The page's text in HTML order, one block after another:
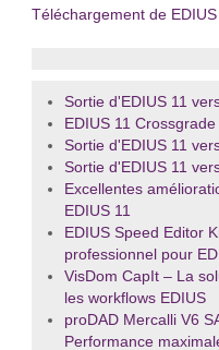
Téléchargement de
Sortie d'EDIUS 11
EDIUS 11
Sortie d'EDIUS 11
Sortie d'EDIUS 11
Excellentes
EDIUS 11
EDIUS Speed Editor
professionnel pour
VisDom CapIt – La
les workflows EDIUS
proDAD Mercalli V6
Performance